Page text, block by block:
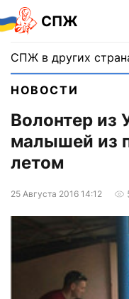
СПЖ
СПЖ в других
НОВОСТИ
Волонтер из
малышей из
летом
25 Августа 2016 14:12